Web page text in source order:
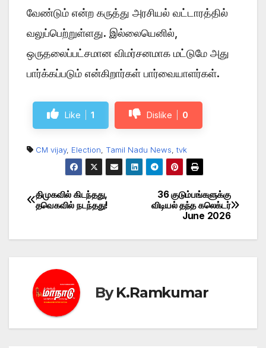
வேண்டும் என்ற கருத்து அரசியல் வட்டாரத்தில்
வலுப்பெற்றுள்ளது. இல்லையெனில்,
ஒருதலைப்பட்சமான விமர்சனமாக மட்டுமே அது
பார்க்கப்படும் என்கிறார்கள் பார்வையாளர்கள்.
Like 1 Dislike 0
CM vijay, Election Tamil Nadu News tvk
Post
36 குடும்பங்களுக்கு
விடியல் தந்த கலெக்டர்
June 2026
திமுகவில் கிடந்தது,
தவெகவில் நடந்தது!
ByK.Ramkumar